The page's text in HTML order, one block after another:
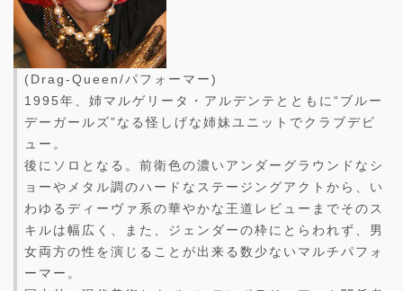
(Drag-Queen/パフォーマー)
1995年、姉マルゲリータ・アルデンテとともに“ブルー
デーガールズ”なる怪しげな姉妹ユニットでクラブデビ
ュー。
後にソロとなる。前衛色の濃いアンダーグラウンドなシ
ョーやメタル調のハードなステージングアクトから、い
わゆるディーヴァ系の華やかな王道レビューまでそのス
キルは幅広く、また、ジェンダーの枠にとらわれず、男
女両方の性を演じることが出来る数少ないマルチパフォ
ーマー。